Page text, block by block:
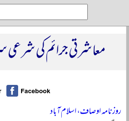
معاشرتی جرائم کی شرعی
روزنامہ اوصاف، اسلام آباد